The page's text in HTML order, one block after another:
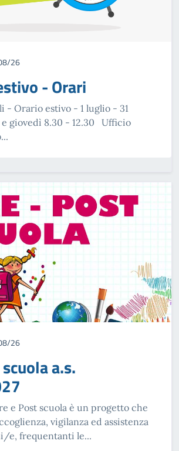
26
- Orari
- Orario estivo - 1 luglio - 31
e giovedì 8.30 - 12.30 Ufficio
26
a.s.
e Post scuola è un progetto che
vigilanza ed assistenza
e, frequentanti le...